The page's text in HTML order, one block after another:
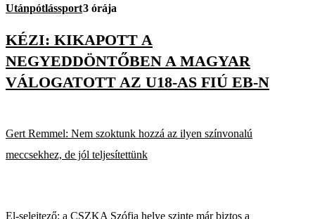
Utánpótlássport3 órája
KÉZI: KIKAPOTT A
NEGYEDDÖNTŐBEN A MAGYAR
VÁLOGATOTT AZ U18-AS FIÚ EB-N
Gert Remmel: Nem szoktunk hozzá az ilyen színvonalú
meccsekhez, de jól teljesítettünk
El-selejtező: a CSZKA Szófia helye szinte már biztos a